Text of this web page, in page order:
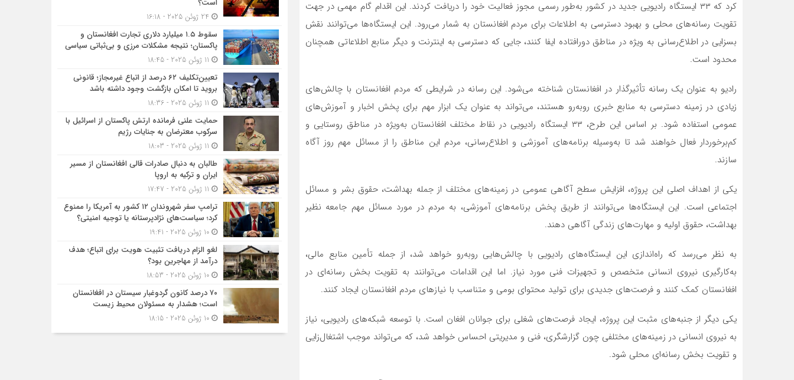
کرد که ۳۳ ایستگاه رادیویی جدید در کشور به‌طور رسمی مجوز فعالیت خود را دریافت کردند. این اقدام گام مهمی در جهت
تقویت رسانه‌های محلی و بهبود دسترسی به اطلاعات برای مردم افغانستان به شمار می‌رود. این ایستگاه‌ها می‌توانند نقش
بسزایی در اطلاع‌رسانی به ویژه در مناطق دورافتاده ایفا کنند، جایی که دسترسی به اینترنت و دیگر منابع اطلاعاتی همچنان
محدود است.
رادیو به عنوان یک رسانه تأثیرگذار در افغانستان شناخته می‌شود. این رسانه در شرایطی که مردم افغانستان با چالش‌های
زیادی در زمینه دسترسی به منابع خبری روبه‌رو هستند، می‌تواند به عنوان یک ابزار مهم برای پخش اخبار و آموزش‌های
عمومی استفاده شود. بر اساس این طرح، ۳۳ ایستگاه رادیویی در نقاط مختلف افغانستان به‌ویژه در مناطق روستایی و
کم‌برخوردار فعال خواهند شد تا به‌وسیله برنامه‌های آموزشی و اطلاع‌رسانی، مردم این مناطق را از مسائل مهم روز آگاه
سازند.
یکی از اهداف اصلی این پروژه، افزایش سطح آگاهی عمومی در زمینه‌های مختلف از جمله بهداشت، حقوق بشر و مسائل
اجتماعی است. این ایستگاه‌ها می‌توانند از طریق پخش برنامه‌های آموزشی، به مردم در مورد مسائل مهم جامعه نظیر
بهداشت، حقوق اولیه و مهارت‌های زندگی آگاهی دهند.
به نظر می‌رسد که راه‌اندازی این ایستگاه‌های رادیویی با چالش‌هایی روبه‌رو خواهد شد، از جمله تأمین منابع مالی،
به‌کارگیری نیروی انسانی متخصص و تجهیزات فنی مورد نیاز. اما این اقدامات می‌توانند به تقویت بخش رسانه‌ای در
افغانستان کمک کنند و فرصت‌های جدیدی برای تولید محتوای بومی و متناسب با نیازهای مردم افغانستان ایجاد کنند.
یکی دیگر از جنبه‌های مثبت این پروژه، ایجاد فرصت‌های شغلی برای جوانان افغان است. با توسعه شبکه‌های رادیویی، نیاز
به نیروی انسانی در زمینه‌های مختلفی چون گزارشگری، فنی و مدیریتی احساس خواهد شد، که می‌تواند موجب اشتغال‌زایی
و تقویت بخش رسانه‌ای محلی شود.
است؟
سقوط ۱.۵ میلیارد دلاری تجارت افغانستان و
پاکستان؛ نتیجه مشکلات مرزی و بی‌ثباتی سیاسی
تعیین‌تکلیف ۶۲ درصد از اتباع غیرمجاز؛ قانونی
بروید تا امکان بازگشت وجود داشته باشد
حمایت علنی فرمانده ارتش پاکستان از اسرائیل با
سرکوب معترضان به جنایات رژیم
طالبان به دنبال صادرات قالی افغانستان از مسیر
ایران و ترکیه به اروپا
ترامپ سفر شهروندان ۱۲ کشور به آمریکا را ممنوع
کرد؛ سیاست‌های نژادپرستانه یا توجیه امنیتی؟
10 ژوئن 2025 - 19:41
لغو الزام دریافت تثبیت هویت برای اتباع؛ هدف
درآمد از مهاجرین بود؟
10 ژوئن 2025 - 18:53
۷۰ درصد کانون گردوغبار سیستان در افغانستان
است؛ هشدار به مسئولان محیط زیست
10 ژوئن 2025 - 18:15